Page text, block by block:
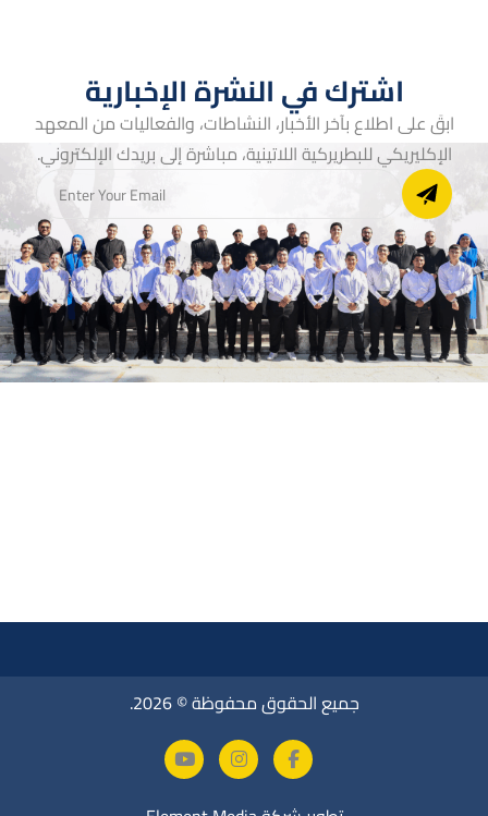
اشترك في النشرة الإخبارية
ابقَ على اطلاع بآخر الأخبار، النشاطات، والفعاليات من المعهد
الإكليريكي للبطريركية اللاتينية، مباشرة إلى بريدك الإلكتروني.
جميع الحقوق محفوظة © 2026.